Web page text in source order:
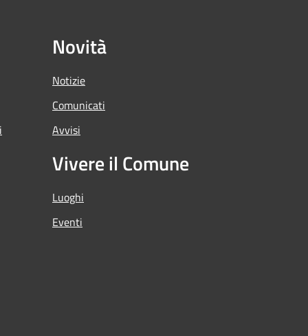
Novità
Notizie
Comunicati
Avvisi
Vivere il Comune
Luoghi
Eventi